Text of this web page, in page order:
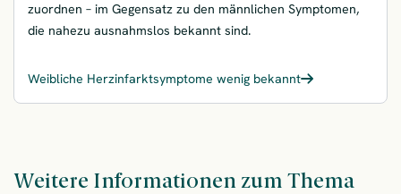
zuordnen – im Gegensatz zu den männlichen Symptomen,
die nahezu ausnahmslos bekannt sind.
Weibliche Herzinfarktsymptome wenig bekannt
– Umfrage: Geschlechtsspezifische Medizin
Weitere Informationen zum Thema